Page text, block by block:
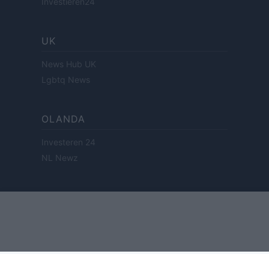
UK
News Hub UK
Lgbtq News
OLANDA
Investeren 24
NL Newz